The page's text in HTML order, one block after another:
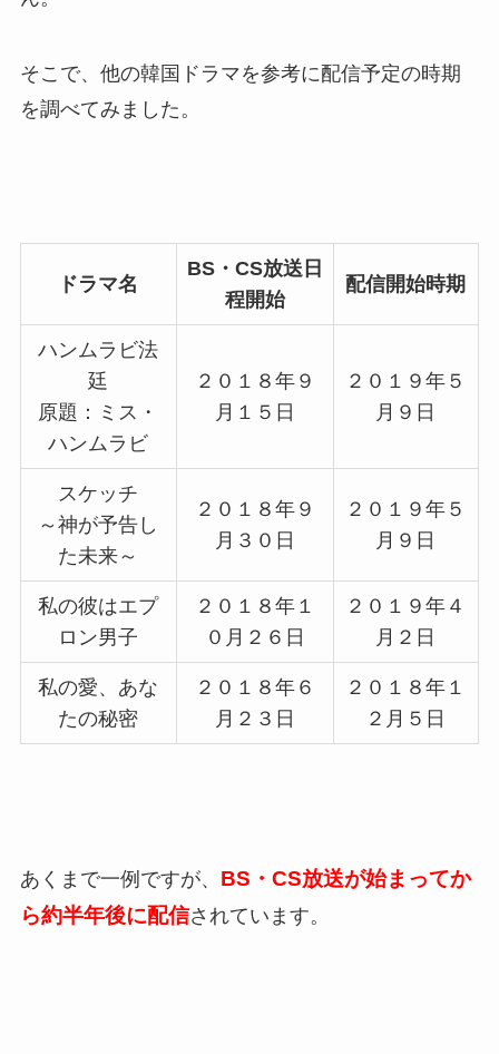
そこで、他の韓国ドラマを参考に配信予定の時期
を調べてみました。
ドラマ名
BS・CS放送日
程開始
配信開始時期
ハンムラビ法
廷
原題：ミス・
ハンムラビ
２０１８年９
月１５日
２０１９年５
月９日
スケッチ
～神が予告し
た未来～
２０１８年９
月３０日
２０１９年５
月９日
私の彼はエプ
ロン男子
２０１８年１
０月２６日
２０１９年４
月２日
私の愛、あな
たの秘密
２０１８年６
月２３日
２０１８年１
２月５日
あくまで一例ですが、 BS・CS放送が始まってか
ら約半年後に配信されています。